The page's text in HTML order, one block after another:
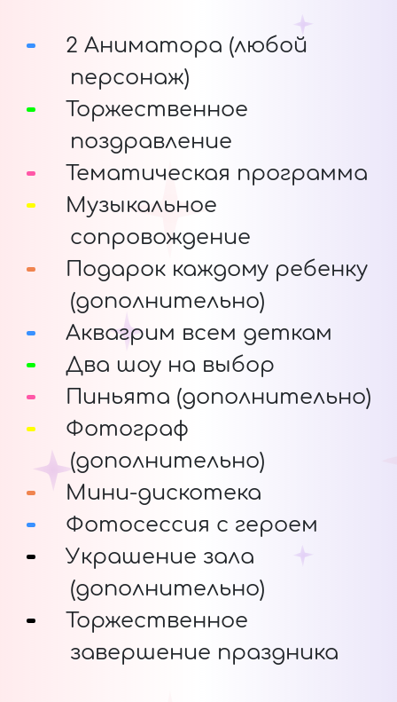
2 Аниматора (любой
персонаж)
Торжественное
поздравление
Тематическая программа
Музыкальное
сопровождение
Подарок каждому ребенку
(дополнительно)
Аквагрим всем деткам
Два шоу на выбор
Пиньята (дополнительно)
Фотограф
(дополнительно)
Мини-дискотека
Фотосессия с героем
Украшение зала
(дополнительно)
Торжественное
завершение праздника